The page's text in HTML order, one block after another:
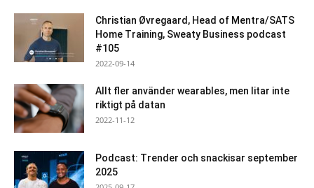
Christian Øvregaard, Head of Mentra/SATS
Home Training, Sweaty Business podcast
#105
2022-09-14
Allt fler använder wearables, men litar inte
riktigt på datan
2022-11-12
Podcast: Trender och snackisar september
2025